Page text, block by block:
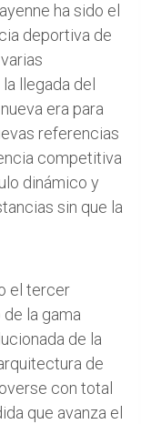
ha sido el
deportiva de
llegada del
era para
referencias
competitiva
dinámico y
sin que la
el tercer
la gama
de la
de
con total
que avanza el